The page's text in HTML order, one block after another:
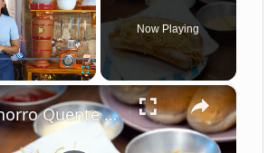
Now Playing
×
Cachorro Quente Cremoso com Milho e Batata Palha